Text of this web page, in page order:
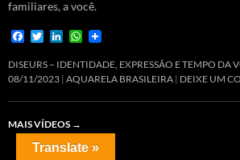
familiares, a você.
F
c
e
b
o
k
T
i
t
t
e
n
k
e
d
n
W
a
t
s
A
DISEURS – IDENTIDADE, EXPRESSÃO E TEMPO DA
08/11/2023 AQUARELA BRASILEIRA DEIXE UM
MAIS VÍDEOS →
Translate »